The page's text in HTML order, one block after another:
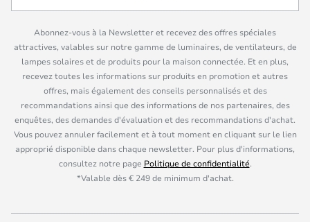
Abonnez-vous à la Newsletter et recevez des offres spéciales
attractives, valables sur notre gamme de luminaires, de ventilateurs, de
lampes solaires et de produits pour la maison connectée. Et en plus,
recevez toutes les informations sur produits en promotion et autres
offres, mais également des conseils personnalisés et des
recommandations ainsi que des informations de nos partenaires, des
enquêtes, des demandes d'évaluation et des recommandations d'achat.
Vous pouvez annuler facilement et à tout moment en cliquant sur le lien
approprié disponible dans chaque newsletter. Pour plus d'informations,
consultez notre page Politique de confidentialité.
*Valable dès € 249 de minimum d'achat.